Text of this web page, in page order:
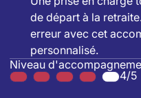
de départ à la
erreur avec cet
personnalisé.
Niveau
4/5